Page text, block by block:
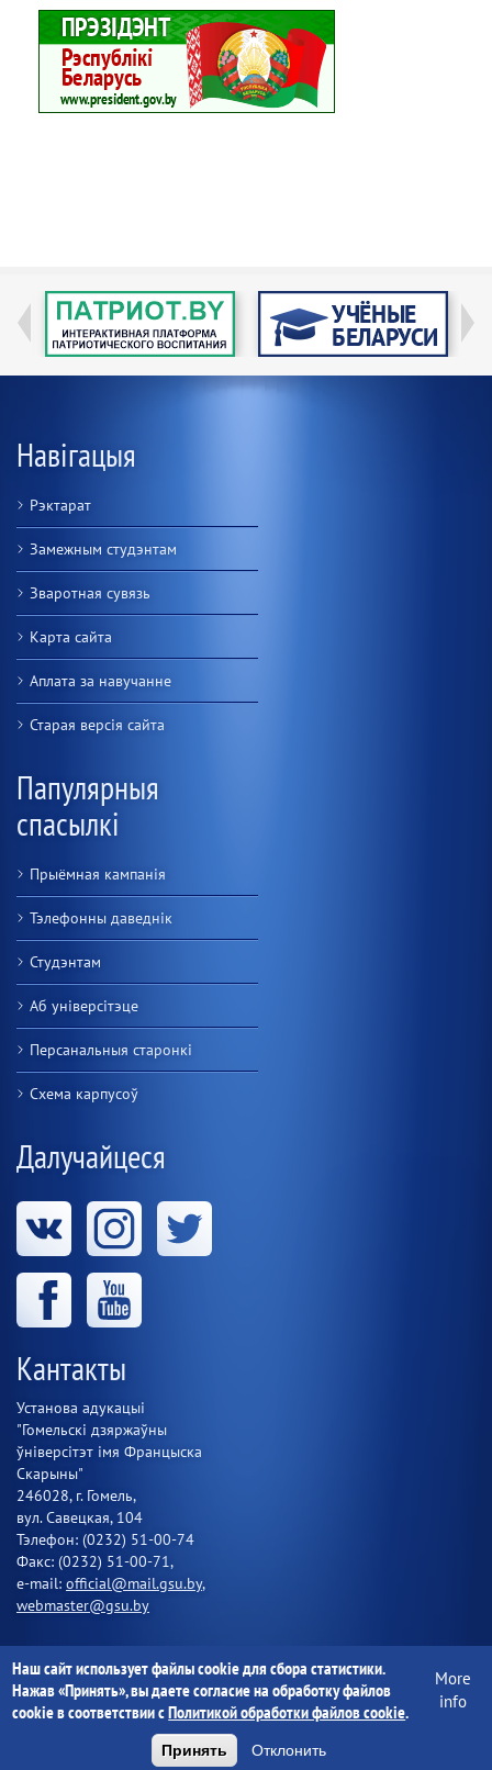
Навігацыя
Рэктарат
Замежным студэнтам
Зваротная сувязь
Карта сайта
Аплата за навучанне
Старая версiя сайта
Папулярныя
спасылкі
Прыёмная кампанія
Тэлефонны даведнік
Студэнтам
Аб універсітэце
Персанальныя старонкі
Схема карпусоў
Далучайцеся
Кантакты
Установа адукацыі
"Гомельскі дзяржаўны
ўніверсітэт імя Францыска
Скарыны"
246028, г. Гомель,
вул. Савецкая, 104
Тэлефон: (0232) 51-00-74
Факс: (0232) 51-00-71,
e-mail: official@mail.gsu.by,
webmaster@gsu.by
Установа адукацыі "Гомельскі дзяржаўны ўніверсітэт імя
Францыска Скарыны" 1997-2020
Наш сайт использует файлы cookie для сбора статистики.
Нажав «Принять», вы даете согласие на обработку файлов
cookie в соответствии сПолитикой обработки файлов cookie.
More
info
Принять Отклонить